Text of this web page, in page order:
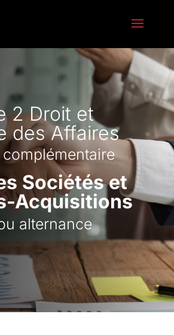
2 Droit et
des Affaires
Sociétés et
Acquisitions
alternance